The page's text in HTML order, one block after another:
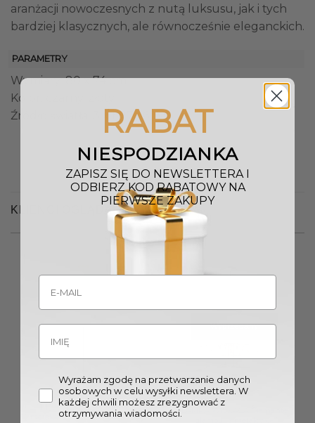
aranżacji nowoczesnych z nutą luksusu, jak i tych
bardziej klasycznych, ale równocześnie eleganckich.
PARAMETRY
Wymiary: 80 x 74 cm
Kolor: czarny, złoty
Źródło światła: 3 x E27 / 60W
KLIENCI OGLĄDALI RÓWNIEŻ
LAMPA WISZĄCA Organic
metalowa złota glamour 1 x
Wyprzedany
LAMPA WISZĄCA Diamante
RABAT
NIESPODZIANKA
ZAPISZ SIĘ DO NEWSLETTERA I
ODBIERZ KOD RABATOWY NA
PIERWSZE ZAKUPY
Wyrażam zgodę na przetwarzanie danych
osobowych w celu wysyłki newslettera. W
każdej chwili możesz zrezygnować z
otrzymywania wiadomości.